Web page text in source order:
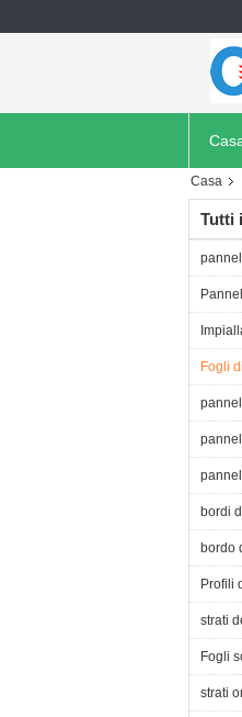
Casa
Tutti
Fogli
bordi
bordo
Profili
strati
Fogli
strati